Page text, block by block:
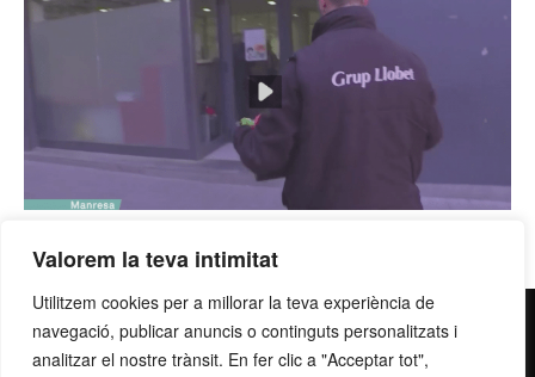
Valorem la teva intimitat
Utilitzem cookies per a millorar la teva experiència de
navegació, publicar anuncis o continguts personalitzats i
analitzar el nostre trànsit. En fer clic a "Acceptar tot",
contacte@grupllobet.com| Política de privacitat|Donar-
me de baixa| T. 93 878 80 78 | Ctra. Manresa a Berga km